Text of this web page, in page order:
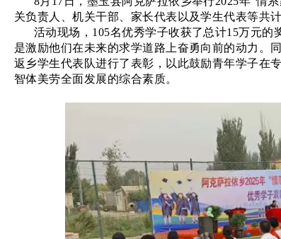
关负责人、机关干部、家长代表以及学生代表等共计
活动现场， 105名优秀学子收获了总计15万元
是激励他们在未来的求学道路上奋勇向前的动力。
返乡学生代表队进行了表彰，以此鼓励青年学子在
智体美劳全面发展的综合素质。